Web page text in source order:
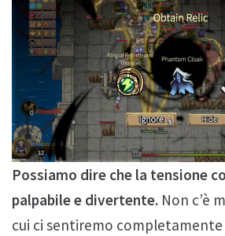
Possiamo dire che la tensione
palpabile e divertente. Non c’è
cui ci sentiremo completamente